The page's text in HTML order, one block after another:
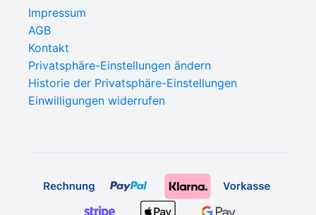
Impressum
AGB
Kontakt
Privatsphäre-Einstellungen ändern
Historie der Privatsphäre-Einstellungen
Einwilligungen widerrufen